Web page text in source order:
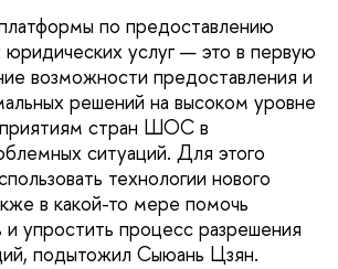
по предоставлению
юридических услуг — это в первую
возможности предоставления и
решений на высоком уровне
стран ШОС в
ситуаций. Для этого
технологии нового
в какой-то мере помочь
и упростить процесс разрешения
подытожил Сыюань Цзян.